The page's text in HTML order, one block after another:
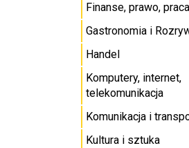
Finanse, prawo, praca
Gastronomia i
Handel
Komputery, internet,
telekomunikacja
Komunikacja i
Kultura i sztuka